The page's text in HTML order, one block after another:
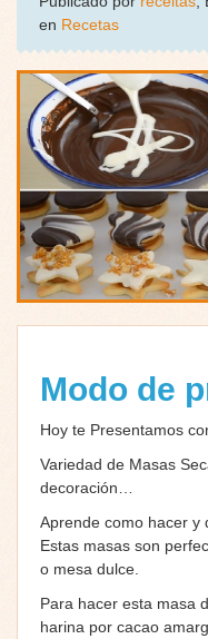
en Recetas
Modo de
Hoy te Presentamos
Variedad de Masas
decoración…
Aprende como hacer y
Estas masas son
o mesa dulce.
Para hacer esta masa
harina por cacao